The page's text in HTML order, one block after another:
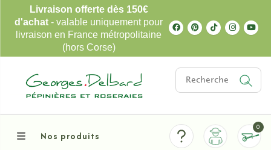
Livraison offerte dès 150€
d'achat - valable uniquement pour
livraison en France métropolitaine
(hors Corse)
Nos produits
0